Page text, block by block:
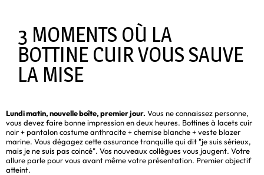
3 MOMENTS OÙ LA
BOTTINE CUIR VOUS SAUVE
LA MISE
Lundi matin, nouvelle boîte, premier jour. Vous ne connaissez personne,
vous devez faire bonne impression en deux heures. Bottines à lacets cuir
noir + pantalon costume anthracite + chemise blanche + veste blazer
marine. Vous dégagez cette assurance tranquille qui dit "je suis sérieux,
mais je ne suis pas coincé". Vos nouveaux collègues vous jaugent. Votre
allure parle pour vous avant même votre présentation. Premier objectif
atteint.